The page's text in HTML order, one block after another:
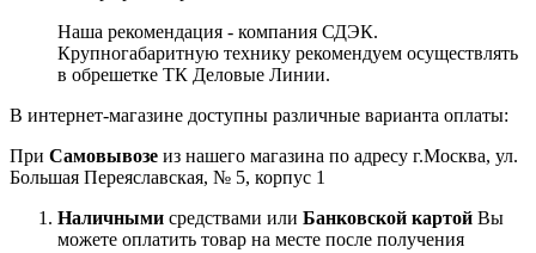
Наша рекомендация - компания СДЭК.
Крупногабаритную технику рекомендуем осуществлять
в обрешетке ТК Деловые Линии.
В интернет-магазине доступны различные варианта оплаты:
При Самовывозе из нашего магазина по адресу г.Москва, ул.
Большая Переяславская, № 5, корпус 1
Наличными средствами или Банковской картой Вы
можете оплатить товар на месте после получения